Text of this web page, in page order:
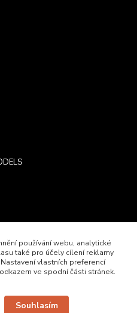
cookies.
používání webu, analytické
také pro účely cílení reklamy
vlastních preferencí
ve spodní části stránek.
Souhlasím